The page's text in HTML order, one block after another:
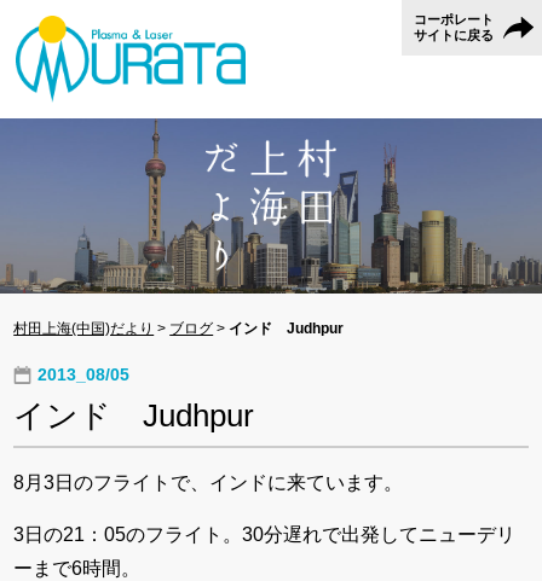
コーポレート
サイトに戻る
村田上海(中国)だより > ブログ > インド Judhpur
2013_08/05
インド Judhpur
8月3日のフライトで、インドに来ています。
3日の21：05のフライト。30分遅れで出発してニューデリ
ーまで6時間。